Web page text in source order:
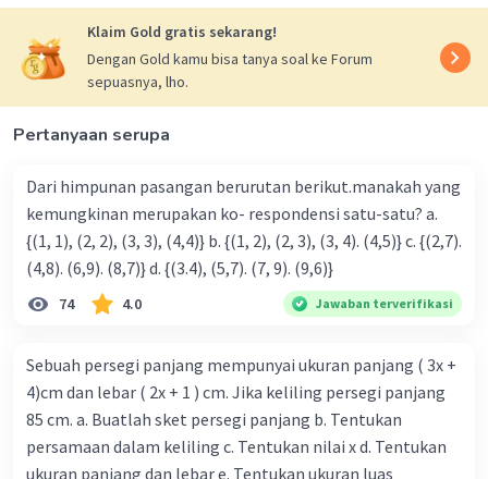
Klaim Gold gratis sekarang!
Dengan Gold kamu bisa tanya soal ke Forum
sepuasnya, lho.
Pertanyaan serupa
Dari himpunan pasangan berurutan berikut.manakah yang
kemungkinan merupakan ko- respondensi satu-satu? a.
{(1, 1), (2, 2), (3, 3), (4,4)} b. {(1, 2), (2, 3), (3, 4). (4,5)} c. {(2,7).
(4,8). (6,9). (8,7)} d. {(3.4), (5,7). (7, 9). (9,6)}
74 4.0 Jawaban terverifikasi
Sebuah persegi panjang mempunyai ukuran panjang ( 3x +
4)cm dan lebar ( 2x + 1 ) cm. Jika keliling persegi panjang
85 cm. a. Buatlah sket persegi panjang b. Tentukan
persamaan dalam keliling c. Tentukan nilai x d. Tentukan
ukuran panjang dan lebar e. Tentukan ukuran luas